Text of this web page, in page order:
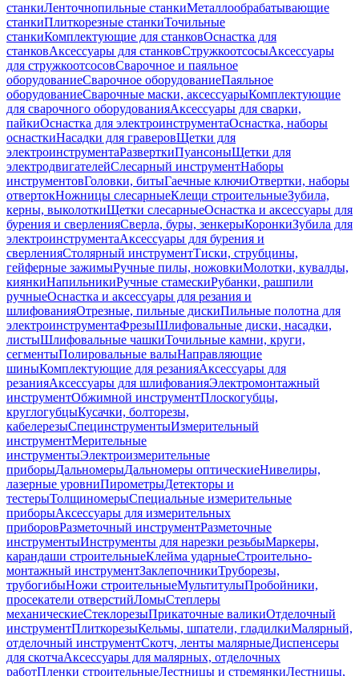
станкиЛенточнопильные станкиМеталлообрабатывающие
станкиПлиткорезные станкиТочильные
станкиКомплектующие для станковОснастка для
станковАксессуары для станковСтружкоотсосыАксессуары
для стружкоотсосовСварочное и паяльное
оборудованиеСварочное оборудованиеПаяльное
оборудованиеСварочные маски, аксессуарыКомплектующие
для сварочного оборудованияАксессуары для сварки,
пайкиОснастка для электроинструментаОснастка, наборы
оснасткиНасадки для граверовЩетки для
электроинструментаРазверткиПуансоныЩетки для
электродвигателейСлесарный инструментНаборы
инструментовГоловки, битыГаечные ключиОтвертки, наборы
отвертокНожницы слесарныеКлещи строительныеЗубила,
керны, выколоткиЩетки слесарныеОснастка и аксессуары для
бурения и сверленияСверла, буры, зенкерыКоронкиЗубила для
электроинструментаАксессуары для бурения и
сверленияСтолярный инструментТиски, струбцины,
гейферные зажимыРучные пилы, ножовкиМолотки, кувалды,
киянкиНапильникиРучные стамескиРубанки, рашпили
ручныеОснастка и аксессуары для резания и
шлифованияОтрезные, пильные дискиПильные полотна для
электроинструментаФрезыШлифовальные диски, насадки,
листыШлифовальные чашкиТочильные камни, круги,
сегментыПолировальные валыНаправляющие
шиныКомплектующие для резанияАксессуары для
резанияАксессуары для шлифованияЭлектромонтажный
инструментОбжимной инструментПлоскогубцы,
круглогубцыКусачки, болторезы,
кабелерезыСпецинструментыИзмерительный
инструментМерительные
инструментыЭлектроизмерительные
приборыДальномерыДальномеры оптическиеНивелиры,
лазерные уровниПирометрыДетекторы и
тестерыТолщиномерыСпециальные измерительные
приборыАксессуары для измерительных
приборовРазметочный инструментРазметочные
инструментыИнструменты для нарезки резьбыМаркеры,
карандаши строительныеКлейма ударныеСтроительно-
монтажный инструментЗаклепочникиТруборезы,
трубогибыНожи строительныеМультитулыПробойники,
просекатели отверстийЛомыСтеплеры
механическиеСтеклорезыПрикаточные валикиОтделочный
инструментПлиткорезыКельмы, шпатели, гладилкиМалярный,
отделочный инструментСкотч, ленты малярныеДиспенсеры
для скотчаАксессуары для малярных, отделочных
работПленки строительныеЛестницы и стремянкиЛестницы,